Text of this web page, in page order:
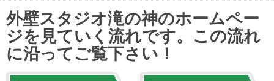
外壁スタジオ滝の神のホームペー
ジを見ていく流れです。この流れ
に沿ってご覧下さい！